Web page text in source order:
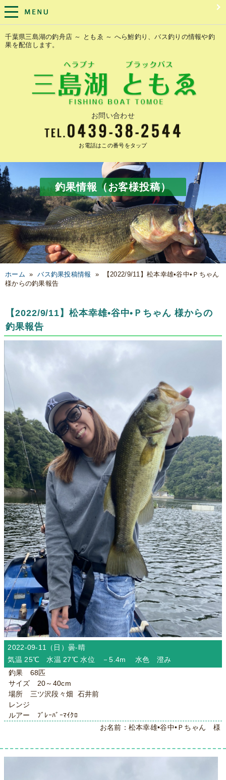
千葉県三島湖の釣舟店 ～ ともゑ ～ へら鮒釣り、バス釣りの情報や釣
果を配信します。
お問い合わせ
お電話はこの番号をタップ
釣果情報（お客様投稿）
ホーム »バス釣果投稿情報 »
【2022/9/11】松本幸雄•谷中•Ｐちゃん
様からの釣果報告
【2022/9/11】松本幸雄•谷中•Ｐちゃん 様からの
釣果報告
2022-09-11（日）曇-晴
気温 25℃ 水温 27℃ 水位 －5.4m 水色 澄み
釣果 68匹
サイズ 20～40cm
場所 三ツ沢段々畑 石井前
レンジ
ルアー ﾌﾞﾚｰﾊﾞｰﾏｲｸﾛ
お名前：松本幸雄•谷中•Ｐちゃん 様